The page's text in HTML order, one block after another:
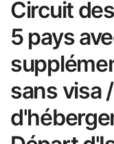
Circuit
5 pays
sans visa